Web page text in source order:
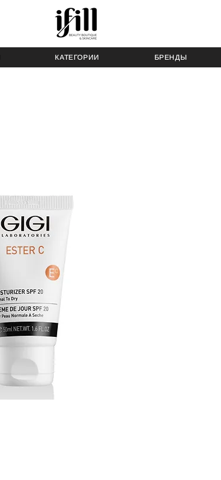
КАТЕГОРИИ БРЕНДЫ